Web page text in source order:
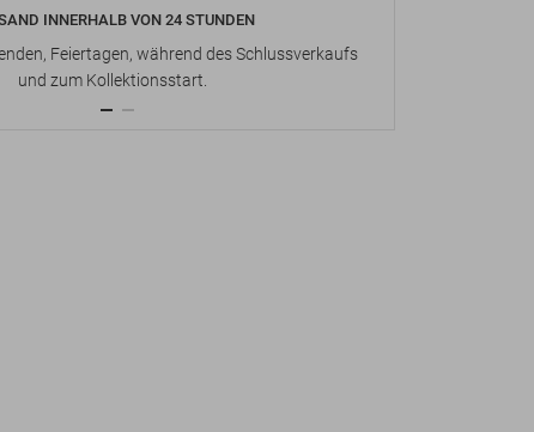
INNERHALB VON 24 STUNDEN
Feiertagen, während des Schlussverkaufs
und zum Kollektionsstart.